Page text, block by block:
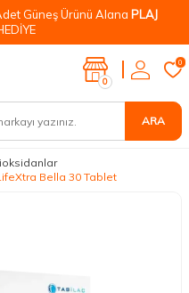
Güneş Ürünü Alana PLAJ
ARA
0
0
Bella 30 Tablet